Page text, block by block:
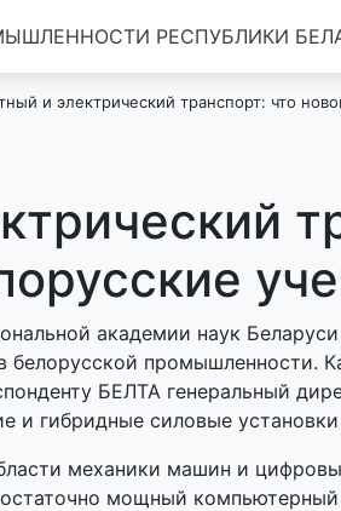
РЕСПУБЛИКИ
и электрический транспорт: что
академии наук
промышленности.
БЕЛТА генеральный
и гибридные силовые
механики машин и
мощный